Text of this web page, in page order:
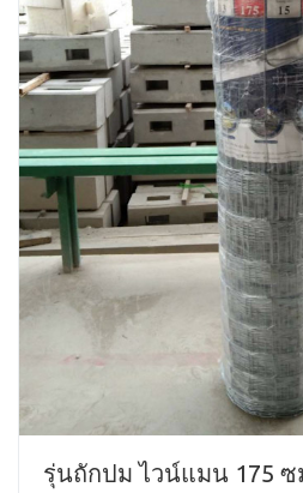
รุ่นถักปม ไวน์แมน 175 ซ